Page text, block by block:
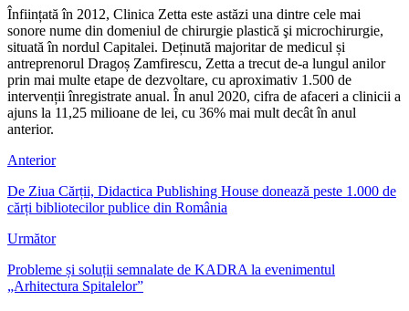
Înființată în 2012, Clinica Zetta este astăzi una dintre cele mai
sonore nume din domeniul de chirurgie plastică şi microchirurgie,
situată în nordul Capitalei. Deținută majoritar de medicul și
antreprenorul Dragoș Zamfirescu, Zetta a trecut de-a lungul anilor
prin mai multe etape de dezvoltare, cu aproximativ 1.500 de
intervenții înregistrate anual. În anul 2020, cifra de afaceri a clinicii a
ajuns la 11,25 milioane de lei, cu 36% mai mult decât în anul
anterior.
Anterior
De Ziua Cărții, Didactica Publishing House donează peste 1.000 de
cărți bibliotecilor publice din România
Următor
Probleme și soluții semnalate de KADRA la evenimentul
„Arhitectura Spitalelor”